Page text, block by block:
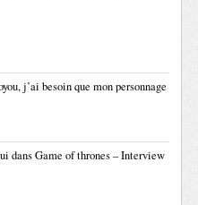
j’ai besoin que mon personnage
dans Game of thrones – Interview